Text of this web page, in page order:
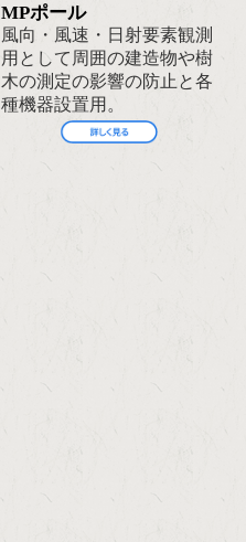
MPポール
風向・風速・日射要素観測
用として周囲の建造物や樹
木の測定の影響の防止と各
種機器設置用。